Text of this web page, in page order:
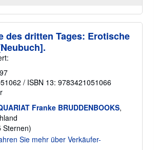
des dritten Tages: Erotische
/ ISBN 13: 9783421051066
Franke BRUDDENBOOKS,
Sternen)
5